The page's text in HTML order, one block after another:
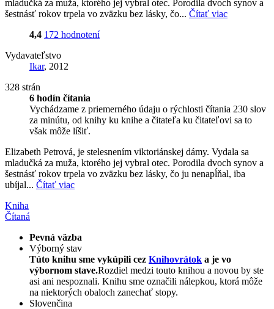
mladučká za muža, ktorého jej vybral otec. Porodila dvoch synov a
šestnásť rokov trpela vo zväzku bez lásky, čo... Čítať viac
4,4 172 hodnotení
Vydavateľstvo
Ikar, 2012
328 strán
6 hodín čítania
Vychádzame z priemerného údaju o rýchlosti čítania 230 slov
za minútu, od knihy ku knihe a čitateľa ku čitateľovi sa to
však môže líšiť.
Elizabeth Petrová, je stelesnením viktoriánskej dámy. Vydala sa
mladučká za muža, ktorého jej vybral otec. Porodila dvoch synov a
šestnásť rokov trpela vo zväzku bez lásky, čo ju nenapĺňal, iba
ubíjal... Čítať viac
Kniha
Čítaná
Pevná väzba
Výborný stav
Túto knihu sme vykúpili cez Knihovrátok a je vo
výbornom stave.Rozdiel medzi touto knihou a novou by ste
asi ani nespoznali. Knihu sme označili nálepkou, ktorá môže
na niektorých obaloch zanechať stopy.
Slovenčina